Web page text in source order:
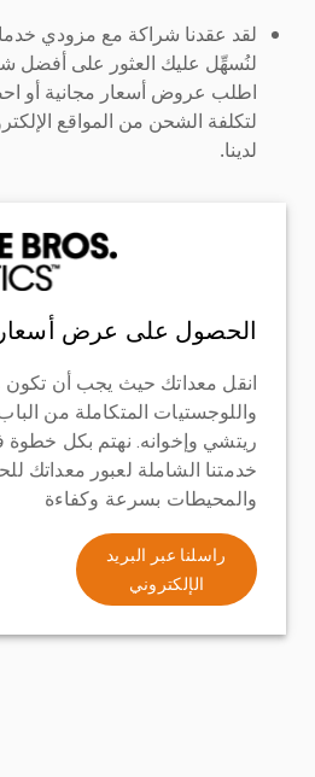
لقد عقدنا شراكة مع مزودي
لنُسهِّل عليك العثور على أفضل
اطلب عروض أسعار مجانية أو
لتكلفة الشحن من المواقع
لدينا.
الحصول على عرض أسعار
انقل معداتك حيث يجب أن
واللوجستيات المتكاملة من
ريتشي وإخوانه. نهتم بكل
خدمتنا الشاملة لعبور معداتك
والمحيطات بسرعة وكفاءة
راسلنا عبر البريد
الإلكتروني